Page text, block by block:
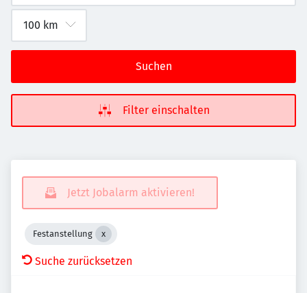
Suchen
Filter einschalten
Jetzt Jobalarm aktivieren!
Festanstellung
Suche zurücksetzen